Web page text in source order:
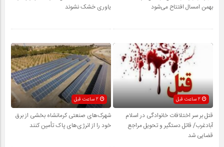
بهمن امسال افتتاح می‌شود
یاوری خشک نشوند
2 ساعت قبل
قتل بر سر اختلافات خانوادگی در اسلام
آبادغرب/ قاتل دستگیر و تحویل مراجع
قضایی شد
شهرک‌های صنعتی کرمانشاه بخشی از برق
خود را از انرژی‌های پاک تأمین کنند